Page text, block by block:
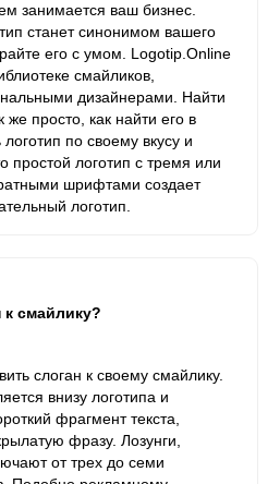
занимается ваш бизнес.
станет синонимом вашего
его с умом. Logotip.Online
смайликов,
дизайнерами. Найти
же просто, как найти его в
по своему вкусу и
простой логотип с тремя или
шрифтами создает
логотип.
к смайлику?
слоган к своему смайлику.
внизу логотипа и
фрагмент текста,
фразу. Лозунги,
от трех до семи